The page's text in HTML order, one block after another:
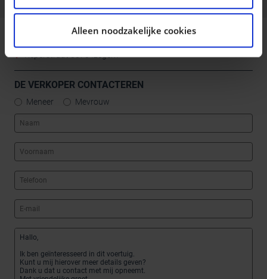
combineren met andere informatie die u aan ze heeft
verstrekt of die ze hebben verzameld op basis van uw
gebruik van hun services.
Alleen noodzakelijke cookies
DECAIGNY IZEGEM
Reperstraat 8870 Izegem
DE VERKOPER CONTACTEREN
Meneer Mevrouw